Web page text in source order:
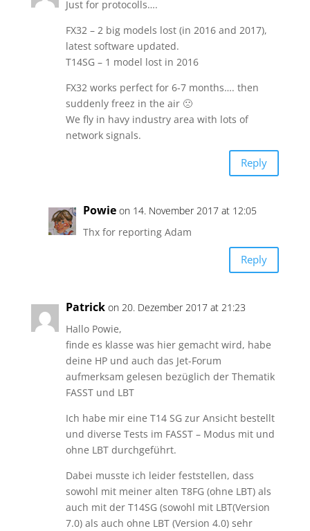
Just for protocolls….
FX32 – 2 big models lost (in 2016 and 2017),
latest software updated.
T14SG – 1 model lost in 2016
FX32 works perfect for 6-7 months…. then
suddenly freez in the air 🙁
We fly in havy industry area with lots of
network signals.
Reply
Powie on 14. November 2017 at 12:05
Thx for reporting Adam
Reply
Patrick on 20. Dezember 2017 at 21:23
Hallo Powie,
finde es klasse was hier gemacht wird, habe
deine HP und auch das Jet-Forum
aufmerksam gelesen bezüglich der Thematik
FASST und LBT
Ich habe mir eine T14 SG zur Ansicht bestellt
und diverse Tests im FASST – Modus mit und
ohne LBT durchgeführt.
Dabei musste ich leider feststellen, dass
sowohl mit meiner alten T8FG (ohne LBT) als
auch mit der T14SG (sowohl mit LBT(Version
7.0) als auch ohne LBT (Version 4.0) sehr